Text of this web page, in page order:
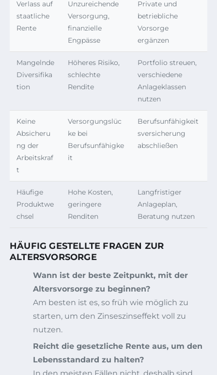
Verlass auf
staatliche
Rente
Unzureichende
Versorgung,
finanzielle
Engpässe
Private und
betriebliche
Vorsorge
ergänzen
Mangelnde
Diversifika
tion
Höheres Risiko,
schlechte
Rendite
Portfolio streuen,
verschiedene
Anlageklassen
nutzen
Keine
Absicheru
ng der
Arbeitskraf
t
Versorgungslüc
ke bei
Berufsunfähigke
it
Berufsunfähigkeit
sversicherung
abschließen
Häufige
Produktwe
chsel
Hohe Kosten,
geringere
Renditen
Langfristiger
Anlageplan,
Beratung nutzen
HÄUFIG GESTELLTE FRAGEN ZUR
ALTERSVORSORGE
Wann ist der beste Zeitpunkt, mit der
Altersvorsorge zu beginnen?
Am besten ist es, so früh wie möglich zu
starten, um den Zinseszinseffekt voll zu
nutzen.
Reicht die gesetzliche Rente aus, um den
Lebensstandard zu halten?
In den meisten Fällen nicht, deshalb sind